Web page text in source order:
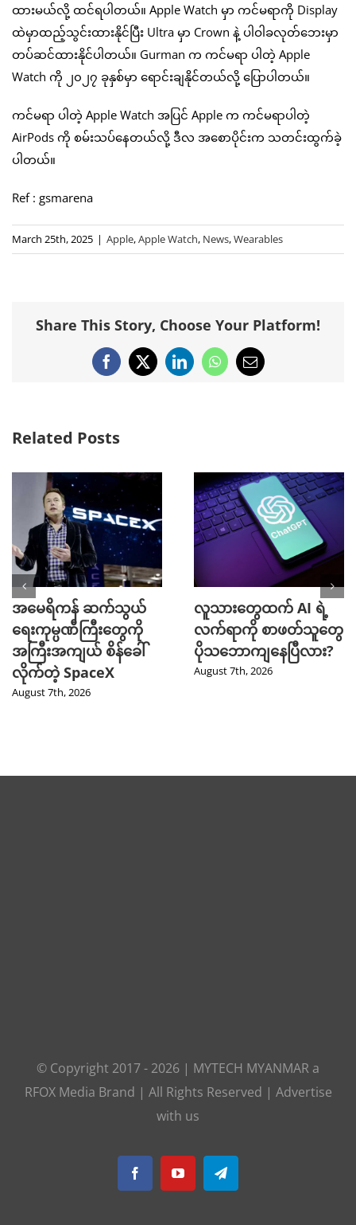
ထားမယ်လို့ ထင်ရပါတယ်။ Apple Watch မှာ ကင်မရာကို Display
ထဲမှာထည့်သွင်းထားနိုင်ပြီး Ultra မှာ Crown နဲ့ ပါဝါခလုတ်ဘေးမှာ
တပ်ဆင်ထားနိုင်ပါတယ်။ Gurman က ကင်မရာ ပါတဲ့ Apple
Watch ကို ၂၀၂၇ ခုနှစ်မှာ ရောင်းချနိုင်တယ်လို့ ပြောပါတယ်။
ကင်မရာ ပါတဲ့ Apple Watch အပြင် Apple က ကင်မရာပါတဲ့
AirPods ကို စမ်းသပ်နေတယ်လို့ ဒီလ အစောပိုင်းက သတင်းထွက်ခဲ့
ပါတယ်။
Ref : gsmarena
March 25th, 2025 | Apple,Apple Watch, News,Wearables
Share This Story, Choose Your Platform!
Facebook
X LinkedInWhatsApp
Email
Related Posts
အမေရိကန် ဆက်သွယ်
ရေးကုမ္ပဏီကြီးတွေကို
အကြီးအကျယ် စိန်ခေါ်
လိုက်တဲ့ SpaceX
August 7th, 2026
လူသားတွေထက် AI ရဲ့
လက်ရာကို စာဖတ်သူတွေ
ပိုသဘောကျနေပြီလား?
August 7th, 2026
© Copyright 2017 - 2026 | MYTECH MYANMAR a
RFOX Media Brand | All Rights Reserved | Advertise
with us
FacebookYouTubeTelegram